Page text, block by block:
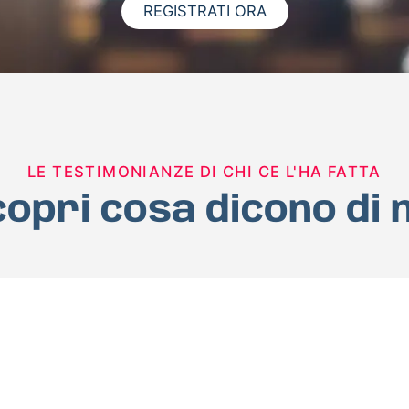
REGISTRATI ORA
LE TESTIMONIANZE DI CHI CE L'HA FATTA
cosa dicono di